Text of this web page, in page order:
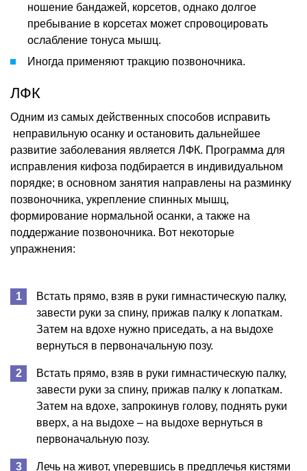
ношение бандажей, корсетов, однако долгое
пребывание в корсетах может спровоцировать
ослабление тонуса мышц.
Иногда применяют тракцию позвоночника.
ЛФК
Одним из самых действенных способов исправить
неправильную осанку и остановить дальнейшее
развитие заболевания является ЛФК. Программа для
исправления кифоза подбирается в индивидуальном
порядке; в основном занятия направлены на разминку
позвоночника, укрепление спинных мышц,
формирование нормальной осанки, а также на
поддержание позвоночника. Вот некоторые
упражнения:
Встать прямо, взяв в руки гимнастическую палку,
завести руки за спину, прижав палку к лопаткам.
Затем на вдохе нужно приседать, а на выдохе
вернуться в первоначальную позу.
Встать прямо, взяв в руки гимнастическую палку,
завести руки за спину, прижав палку к лопаткам.
Затем на вдохе, запрокинув голову, поднять руки
вверх, а на выдохе – на выдохе вернуться в
первоначальную позу.
Лечь на живот, уперевшись в предплечья кистями